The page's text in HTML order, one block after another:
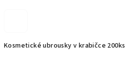
Kosmetické ubrousky v krabičce 200ks